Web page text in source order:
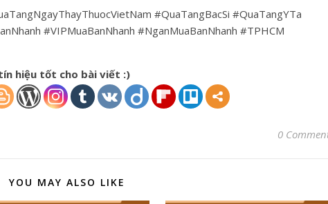
#QuaTangBacSi #QuaTangYTa
#VIPMuaBanNhanh #NganMuaBanNhanh #TPHCM
hiệu tốt cho bài viết :)
0
YOU MAY ALSO LIKE